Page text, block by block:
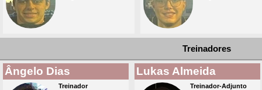
Treinadores
Ângelo Dias
Treinador
Lukas Almeida
Treinador-Adjunto